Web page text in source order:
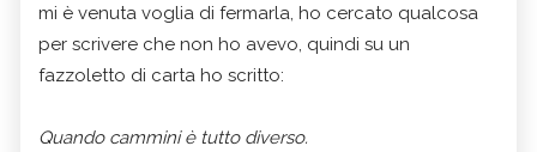
mi è venuta voglia di fermarla, ho cercato qualcosa
per scrivere che non ho avevo, quindi su un
fazzoletto di carta ho scritto:
Quando cammini è tutto diverso.